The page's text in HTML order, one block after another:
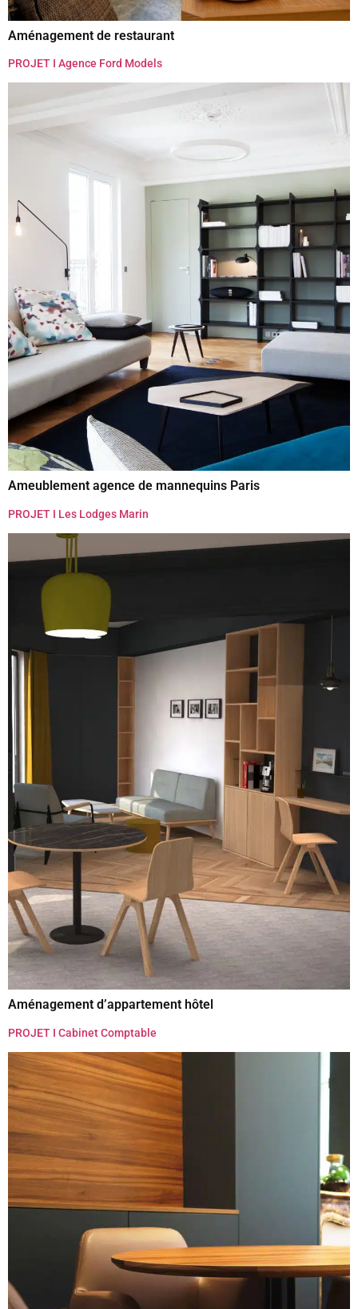
Aménagement de restaurant
PROJET I Agence Ford Models
Ameublement agence de mannequins Paris
PROJET I Les Lodges Marin
Aménagement d’appartement hôtel
PROJET I Cabinet Comptable